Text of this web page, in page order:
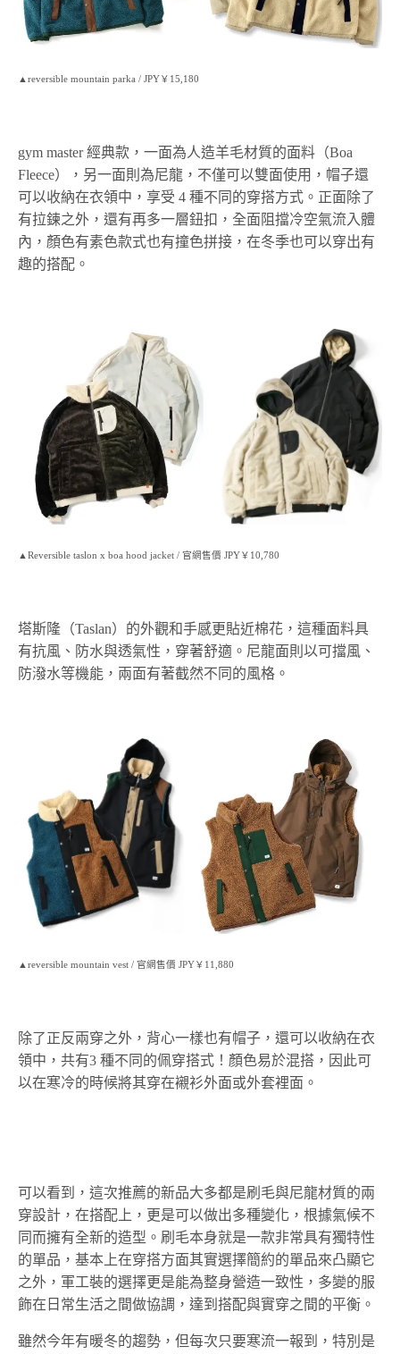
▲reversible mountain parka / JPY￥15,180
gym master 經典款，一面為人造羊毛材質的面料（Boa
Fleece），另一面則為尼龍，不僅可以雙面使用，帽子還
可以收納在衣領中，享受 4 種不同的穿搭方式。正面除了
有拉鍊之外，還有再多一層鈕扣，全面阻擋冷空氣流入體
內，顏色有素色款式也有撞色拼接，在冬季也可以穿出有
趣的搭配。
▲Reversible taslon x boa hood jacket / 官網售價 JPY￥10,780
塔斯隆（Taslan）的外觀和手感更貼近棉花，這種面料具
有抗風、防水與透氣性，穿著舒適。尼龍面則以可擋風、
防潑水等機能，兩面有著截然不同的風格。
▲reversible mountain vest / 官網售價 JPY￥11,880
除了正反兩穿之外，背心一樣也有帽子，還可以收納在衣
領中，共有3 種不同的佩穿搭式！顏色易於混搭，因此可
以在寒冷的時候將其穿在襯衫外面或外套裡面。
可以看到，這次推薦的新品大多都是刷毛與尼龍材質的兩
穿設計，在搭配上，更是可以做出多種變化，根據氣候不
同而擁有全新的造型。刷毛本身就是一款非常具有獨特性
的單品，基本上在穿搭方面其實選擇簡約的單品來凸顯它
之外，軍工裝的選擇更是能為整身營造一致性，多變的服
飾在日常生活之間做協調，達到搭配與實穿之間的平衡。
雖然今年有暖冬的趨勢，但每次只要寒流一報到，特別是